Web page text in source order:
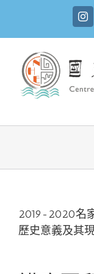
2019-2020名
歷史意義及其